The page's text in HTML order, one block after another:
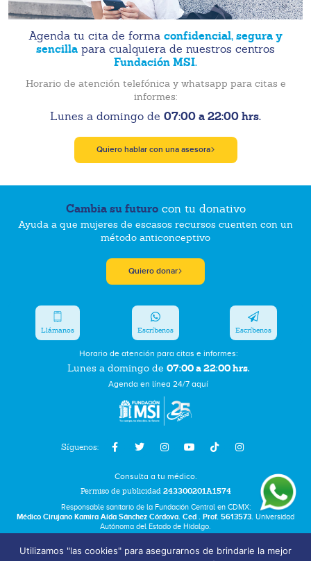
Agenda tu cita de forma confidencial, segura y
sencilla para cualquiera de nuestros centros
Fundación MSI.
Horario de atención telefónica y whatsapp para citas e
informes:
Lunes a domingo de 07:00 a 22:00 hrs.
Quiero hablar con una asesora
Cambia su futurocon tu donativo
Ayuda a que mujeres de escasos recursos cuenten con un
método anticonceptivo
Quiero donar
Síguenos:
Horario de atención para citas e informes:
Lunes a domingo de 07:00 a 22:00 hrs.
Agenda en línea 24/7 aquí
Llámanos Escríbenos Escríbenos
Consulta a tu médico.
Permiso de publicidad 243300201A1574
Responsable sanitario de la Fundación Central en CDMX:
Médico Cirujano Kamira Aída Sánchez Córdova. Ced . Prof. 5613573. Universidad
Autónoma del Estado de Hidalgo.
Bolsa de Trabajo
Utilizamos "las cookies" para asegurarnos de brindarle la mejor